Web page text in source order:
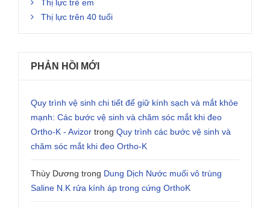
Thị lực trẻ em
Thị lực trên 40 tuổi
PHẢN HỒI MỚI
Quy trình vệ sinh chi tiết để giữ kính sạch và mắt khỏe
mạnh: Các bước vệ sinh và chăm sóc mắt khi đeo
Ortho-K - Avizor trong Quy trình các bước vệ sinh và
chăm sóc mắt khi đeo Ortho-K
Thùy Dương trong Dung Dịch Nước muối vô trùng
Saline N.K rửa kính áp trong cứng OrthoK